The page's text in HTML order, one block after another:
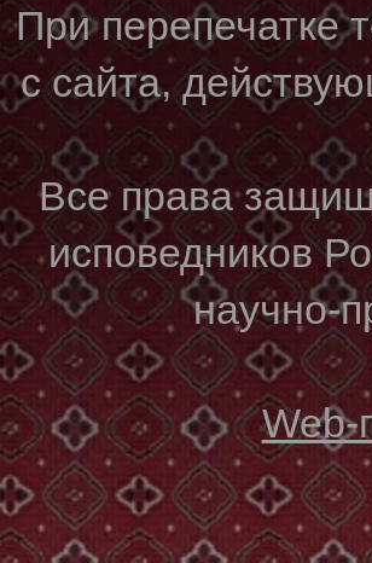
При перепечатке
с сайта,
Все права
исповедников
научно-
Web-